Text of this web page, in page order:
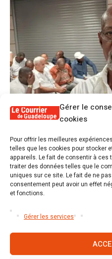
Gérer le
cookies
Pour offrir les meilleures
telles que les cookies pour stocker
appareils. Le fait de consentir à
traiter des données telles que le
uniques sur ce site. Le fait de ne
consentement peut avoir un effet
et fonctions.
Gérer les services
1 Alex Lollia : «
une forme de
transformer en
2